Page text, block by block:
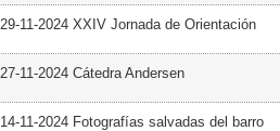
29-11-2024 XXIV Jornada de Orientación
27-11-2024 Cátedra Andersen
14-11-2024 Fotografías salvadas del barro